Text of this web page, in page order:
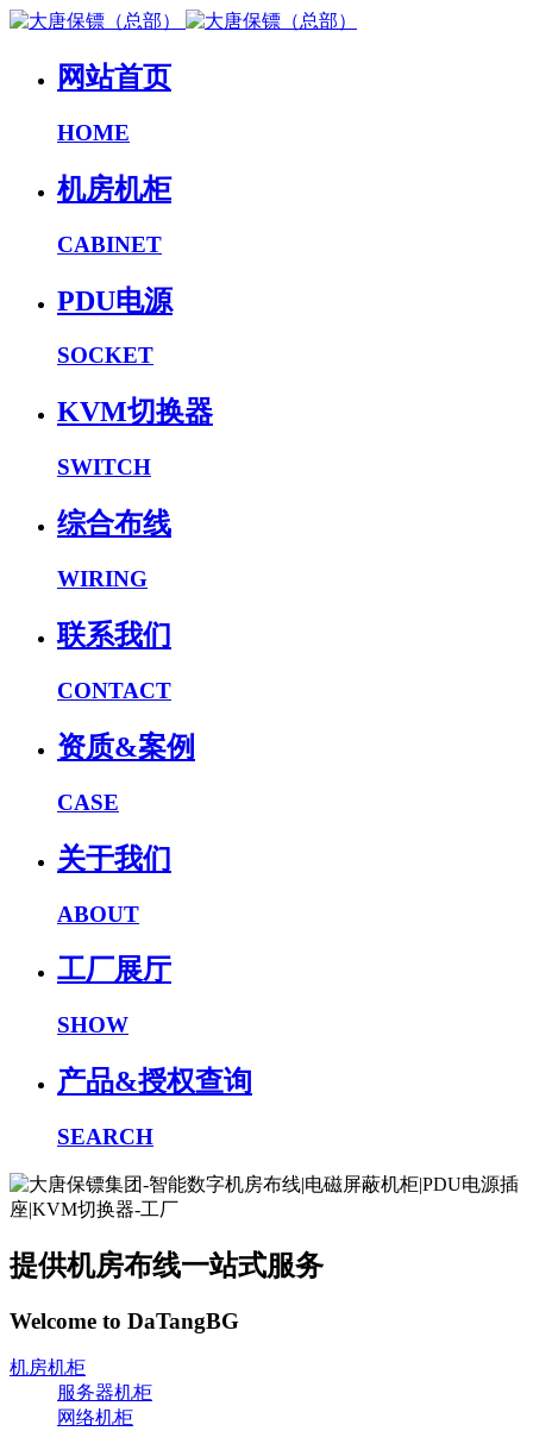
网站首页
HOME
机房机柜
CABINET
PDU电源
SOCKET
KVM切换器
SWITCH
综合布线
WIRING
联系我们
CONTACT
资质&案例
CASE
关于我们
ABOUT
工厂展厅
SHOW
产品&授权查询
SEARCH
提供机房布线一站式服务
Welcome to DaTangBG
机房机柜
服务器机柜
网络机柜